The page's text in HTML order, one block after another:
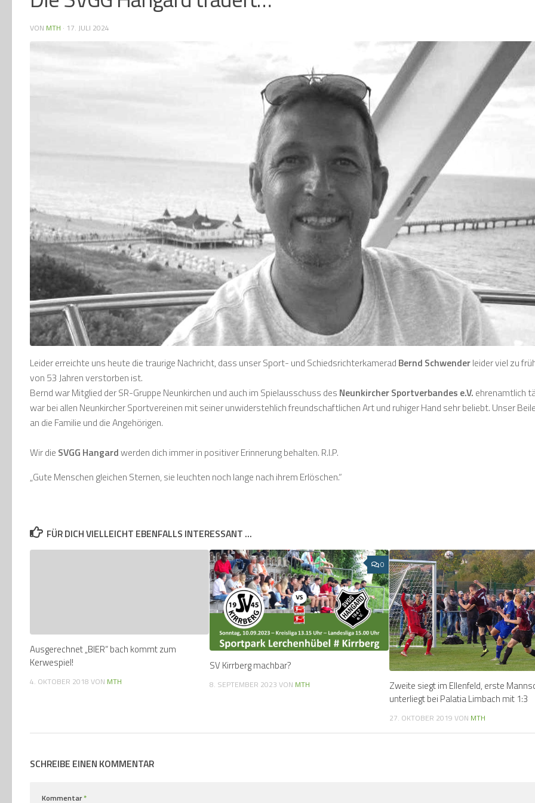
VON MTH · 17. JULI 2024
Leider erreichte uns heute die traurige Nachricht, dass unser Sport- und Schiedsrichterkamerad Bernd Schwenderleider viel zu
von 53 Jahren verstorben ist.
Bernd war Mitglied der SR-Gruppe Neunkirchen und auch im Spielausschuss des Neunkircher Sportverbandes e.V. ehrenamtlich
war bei allen Neunkircher Sportvereinen mit seiner unwiderstehlich freundschaftlichen Art und ruhiger Hand sehr beliebt. Unser
an die Familie und die Angehörigen.
Wir die SVGG Hangardwerden dich immer in positiver Erinnerung behalten. R.I.P.
„Gute Menschen gleichen Sternen, sie leuchten noch lange nach ihrem Erlöschen.“
FÜR DICH VIELLEICHT EBENFALLS INTERESSANT …
Ausgerechnet „BIER“ bach kommt zum
Kerwespiel!
4. OKTOBER 2018 VON MTH
0
SV Kirrberg machbar?
8. SEPTEMBER 2023 VON MTH
Zweite siegt im Ellenfeld, erste
unterliegt bei Palatia Limbach mit 1:3
27. OKTOBER 2019 VON MTH
SCHREIBE EINEN KOMMENTAR
Kommentar*